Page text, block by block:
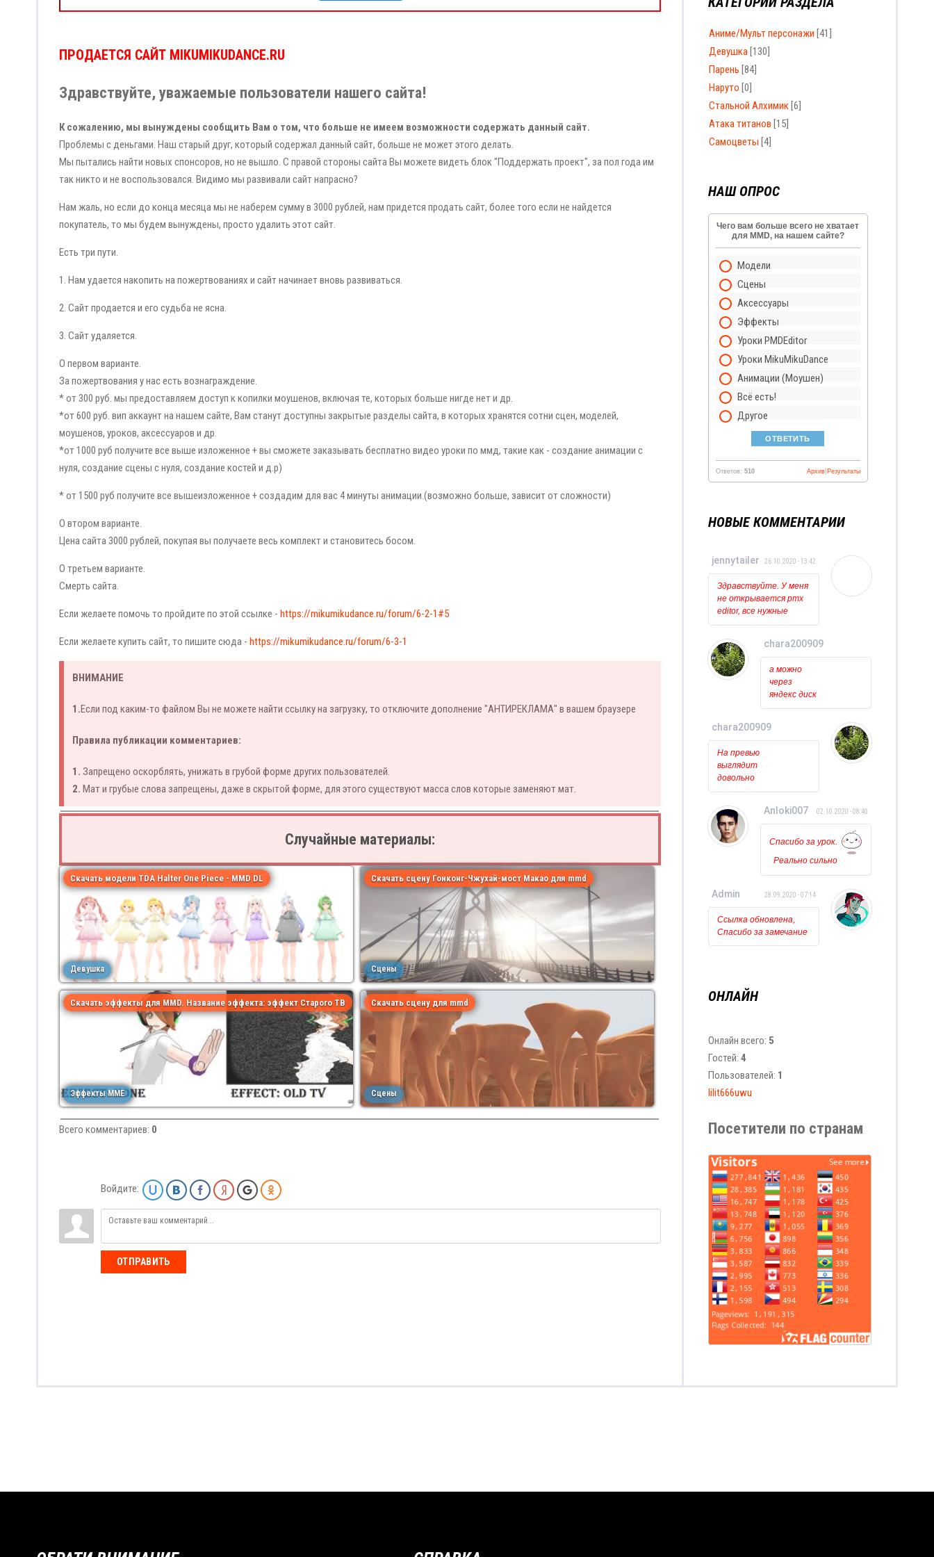
ПРОДАЕТСЯ САЙТ MIKUMIKUDANCE.RU
Здравствуйте, уважаемые пользователи нашего сайта!
К сожалению, мы вынуждены сообщить Вам о том, что больше не имеем возможности содержать данный сайт.
Проблемы с деньгами. Наш старый друг, который содержал данный сайт, больше не может этого делать.
Мы пытались найти новых спонсоров, но не вышло. С правой стороны сайта Вы можете видеть блок "Поддержать проект", за пол года им
так никто и не воспользовался. Видимо мы развивали сайт напрасно?
Нам жаль, но если до конца месяца мы не наберем сумму в 3000 рублей, нам придется продать сайт, более того если не найдется
покупатель, то мы будем вынуждены, просто удалить этот сайт.
Есть три пути.
1. Нам удается накопить на пожертвованиях и сайт начинает вновь развиваться.
2. Сайт продается и его судьба не ясна.
3. Сайт удаляется.
О первом варианте.
За пожертвования у нас есть вознаграждение.
* от 300 руб. мы предоставляем доступ к копилки моушенов, включая те, которых больше нигде нет и др.
*от 600 руб. вип аккаунт на нашем сайте, Вам станут доступны закрытые разделы сайта, в которых хранятся сотни сцен, моделей,
моушенов, уроков, аксессуаров и др.
*от 1000 руб получите все выше изложенное + вы сможете заказывать бесплатно видео уроки по ммд, такие как - создание анимации с
нуля, создание сцены с нуля, создание костей и д.р)
* от 1500 руб получите все вышеизложенное + создадим для вас 4 минуты анимации.(возможно больше, зависит от сложности)
О втором варианте.
Цена сайта 3000 рублей, покупая вы получаете весь комплект и становитесь босом.
О третьем варианте.
Смерть сайта.
Если желаете помочь то пройдите по этой ссылке - https://mikumikudance.ru/forum/6-2-1#5
Если желаете купить сайт, то пишите сюда - https://mikumikudance.ru/forum/6-3-1
ВНИМАНИЕ
1.Если под каким-то файлом Вы не можете найти ссылку на загрузку, то отключите дополнение "АНТИРЕКЛАМА" в вашем браузере
Правила публикации комментариев:
1. Запрещено оскорблять, унижать в грубой форме других пользователей.
2. Мат и грубые слова запрещены, даже в скрытой форме, для этого существуют масса слов которые заменяют мат.
Случайные материалы:
Скачать модели TDA Halter One Piece - MMD DL
Девушка
Скачать сцену Гонконг-Чжухай-мост Макао для mmd
Сцены
Скачать эффекты для MMD. Название эффекта: эффект Старого ТВ
Эффекты MME
Скачать сцену для mmd
Сцены
Всего комментариев: 0
Войдите:
ОТПРАВИТЬ
Аниме/Мульт персонажи [41]
Девушка [130]
Парень [84]
Наруто [0]
Стальной Алхимик [6]
Атака титанов [15]
Самоцветы [4]
НАШ ОПРОС
Чего вам больше всего не хватает
для MMD, на нашем сайте?
Модели
Сцены
Аксессуары
Эффекты
Уроки PMDEditor
Уроки MikuMikuDance
Анимации (Моушен)
Всё есть!
Другое
Ответов: 510 Результаты
|
Архив
НОВЫЕ КОММЕНТАРИИ
jennytailer 26.10.2020 - 13:42
Здравствуйте. У меня
не открывается pmx
editor, все нужные
программы
обновлены. Когда
пытаюсь открыть
его то ничего вообще
не происходит, лишь
на курсоре какое то
время мигает
загрузка. Может у
такая проблема?
chara200909
11.10.2020 - 17:07
а можно
через
яндекс диск
скачть??????
chara200909
11.10.2020 - 16:49
На превью
выглядит
довольно
красиво.
ли её
исползовать
для
Anloki007 02.10.2020 - 08:40
Спасибо за урок.
Реально сильно
помогли. Так
Admin 28.09.2020 - 07:14
Ссылка обновлена,
Спасибо за замечание
ОНЛАЙН
Онлайн всего: 5
Гостей: 4
Пользователей: 1
lilit666uwu
Посетители по странам